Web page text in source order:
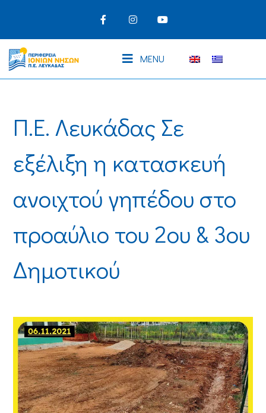
MENU
Π.Ε. Λευκάδας Σε
εξέλιξη η κατασκευή
ανοιχτού γηπέδου στο
προαύλιο του 2ου & 3ου
Δημοτικού